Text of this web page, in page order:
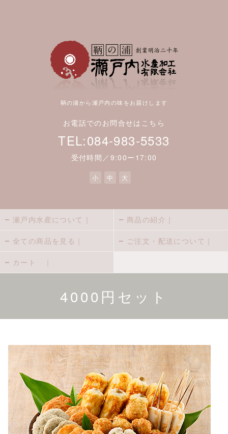
鞆の浦から瀬戸内の味をお届けします
お電話でのお問合せはこちら
TEL:084-983-5533
受付時間／9:00ー17:00
小 中 大
瀬戸内水産について｜ 商品の紹介｜
全ての商品を見る｜ ご注文・配送について｜
カート ｜
4000円セット